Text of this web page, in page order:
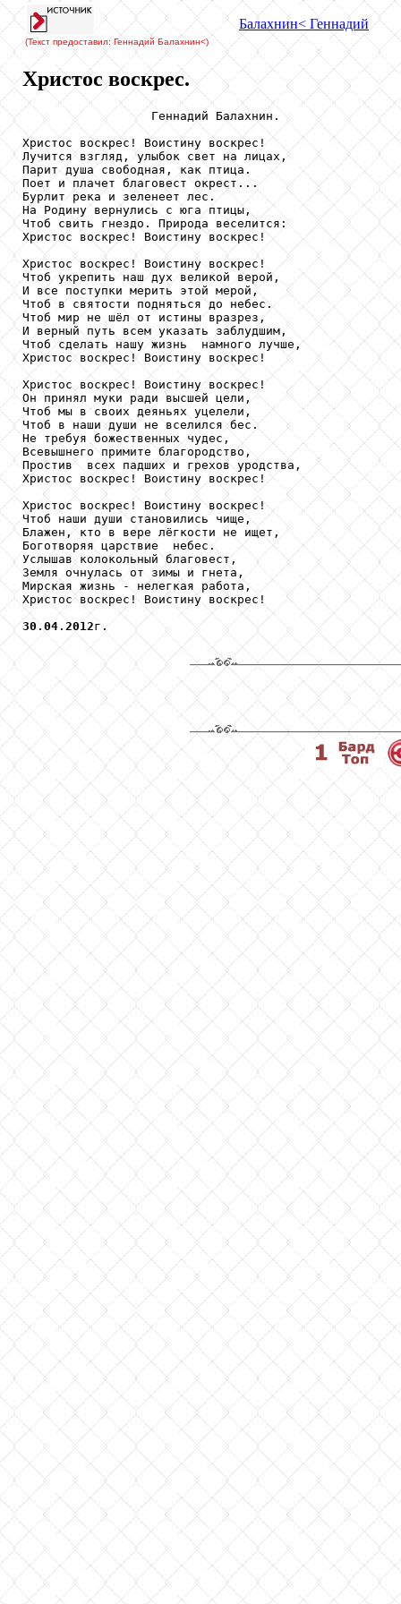
(Текст предоставил: Геннадий Балахнин<)
Балахнин< Геннадий
Христос воскрес.
                  Геннадий Балахнин.
Христос воскрес! Воистину воскрес!
Лучится взгляд, улыбок свет на лицах,
Парит душа свободная, как птица.
Поет и плачет благовест окрест...
Бурлит река и зеленеет лес.
На Родину вернулись с юга птицы,
Чтоб свить гнездо. Природа веселится:
Христос воскрес! Воистину воскрес!
Христос воскрес! Воистину воскрес!
Чтоб укрепить наш дух великой верой,
И все поступки мерить этой мерой,
Чтоб в святости подняться до небес.
Чтоб мир не шёл от истины вразрез,
И верный путь всем указать заблудшим,
Чтоб сделать нашу жизнь  намного лучше,
Христос воскрес! Воистину воскрес!
Христос воскрес! Воистину воскрес!
Он принял муки ради высшей цели,
Чтоб мы в своих деяньях уцелели,
Чтоб в наши души не вселился бес.
Не требуя божественных чудес,
Всевышнего примите благородство,
Простив  всех падших и грехов уродства,
Христос воскрес! Воистину воскрес!
Христос воскрес! Воистину воскрес!
Чтоб наши души становились чище,
Блажен, кто в вере лёгкости не ищет,
Боготворяя царствие  небес.
Услышав колокольный благовест,
Земля очнулась от зимы и гнета,
Мирская жизнь - нелегкая работа,
Христос воскрес! Воистину воскрес!
30 . 04 . 2012г.